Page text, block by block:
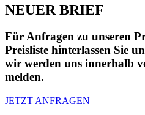
NEUER BRIEF
Für Anfragen zu unseren
Preisliste hinterlassen Sie
wir werden uns innerhalb
melden.
JETZT ANFRAGEN